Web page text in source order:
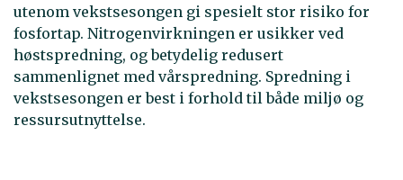
utenom vekstsesongen gi spesielt stor risiko for
fosfortap. Nitrogenvirkningen er usikker ved
høstspredning, og betydelig redusert
sammenlignet med vårspredning. Spredning i
vekstsesongen er best i forhold til både miljø og
ressursutnyttelse.